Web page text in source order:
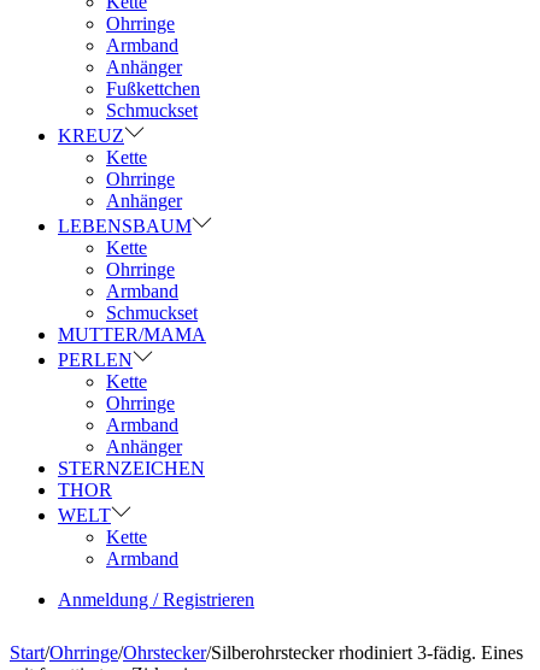
Ohrringe
Armband
Anhänger
Fußkettchen
Schmuckset
KREUZ
Kette
Ohrringe
Anhänger
LEBENSBAUM
Kette
Ohrringe
Armband
Schmuckset
MUTTER/MAMA
PERLEN
Kette
Ohrringe
Armband
Anhänger
STERNZEICHEN
THOR
WELT
Kette
Armband
Anmeldung / Registrieren
Start/Ohrringe/Ohrstecker/Silberohrstecker rhodiniert 3-fädig. Eines